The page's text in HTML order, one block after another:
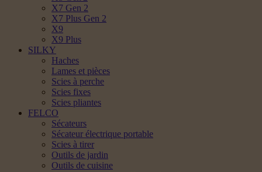
X7 Gen 2
X7 Plus Gen 2
X9
X9 Plus
SILKY
Haches
Lames et pièces
Scies à perche
Scies fixes
Scies pliantes
FELCO
Sécateurs
Sécateur électrique portable
Scies à tirer
Outils de jardin
Outils de cuisine